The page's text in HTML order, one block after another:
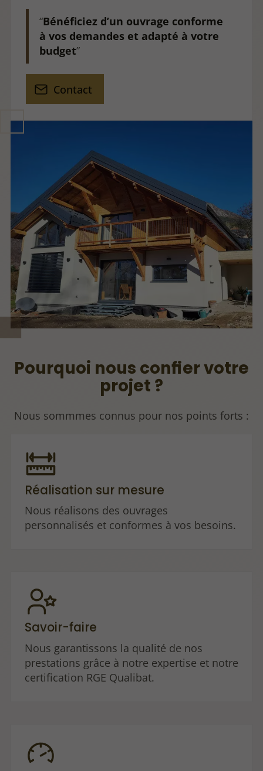
Bénéficiez d’un ouvrage conforme
à vos demandes et adapté à votre
budget
Contact
Pourquoi nous confier votre
projet ?
Nous sommmes connus pour nos points forts :
Réalisation sur mesure
Nous réalisons des ouvrages
personnalisés et conformes à vos besoins.
Savoir-faire
Nous garantissons la qualité de nos
prestations grâce à notre expertise et notre
certification RGE Qualibat.